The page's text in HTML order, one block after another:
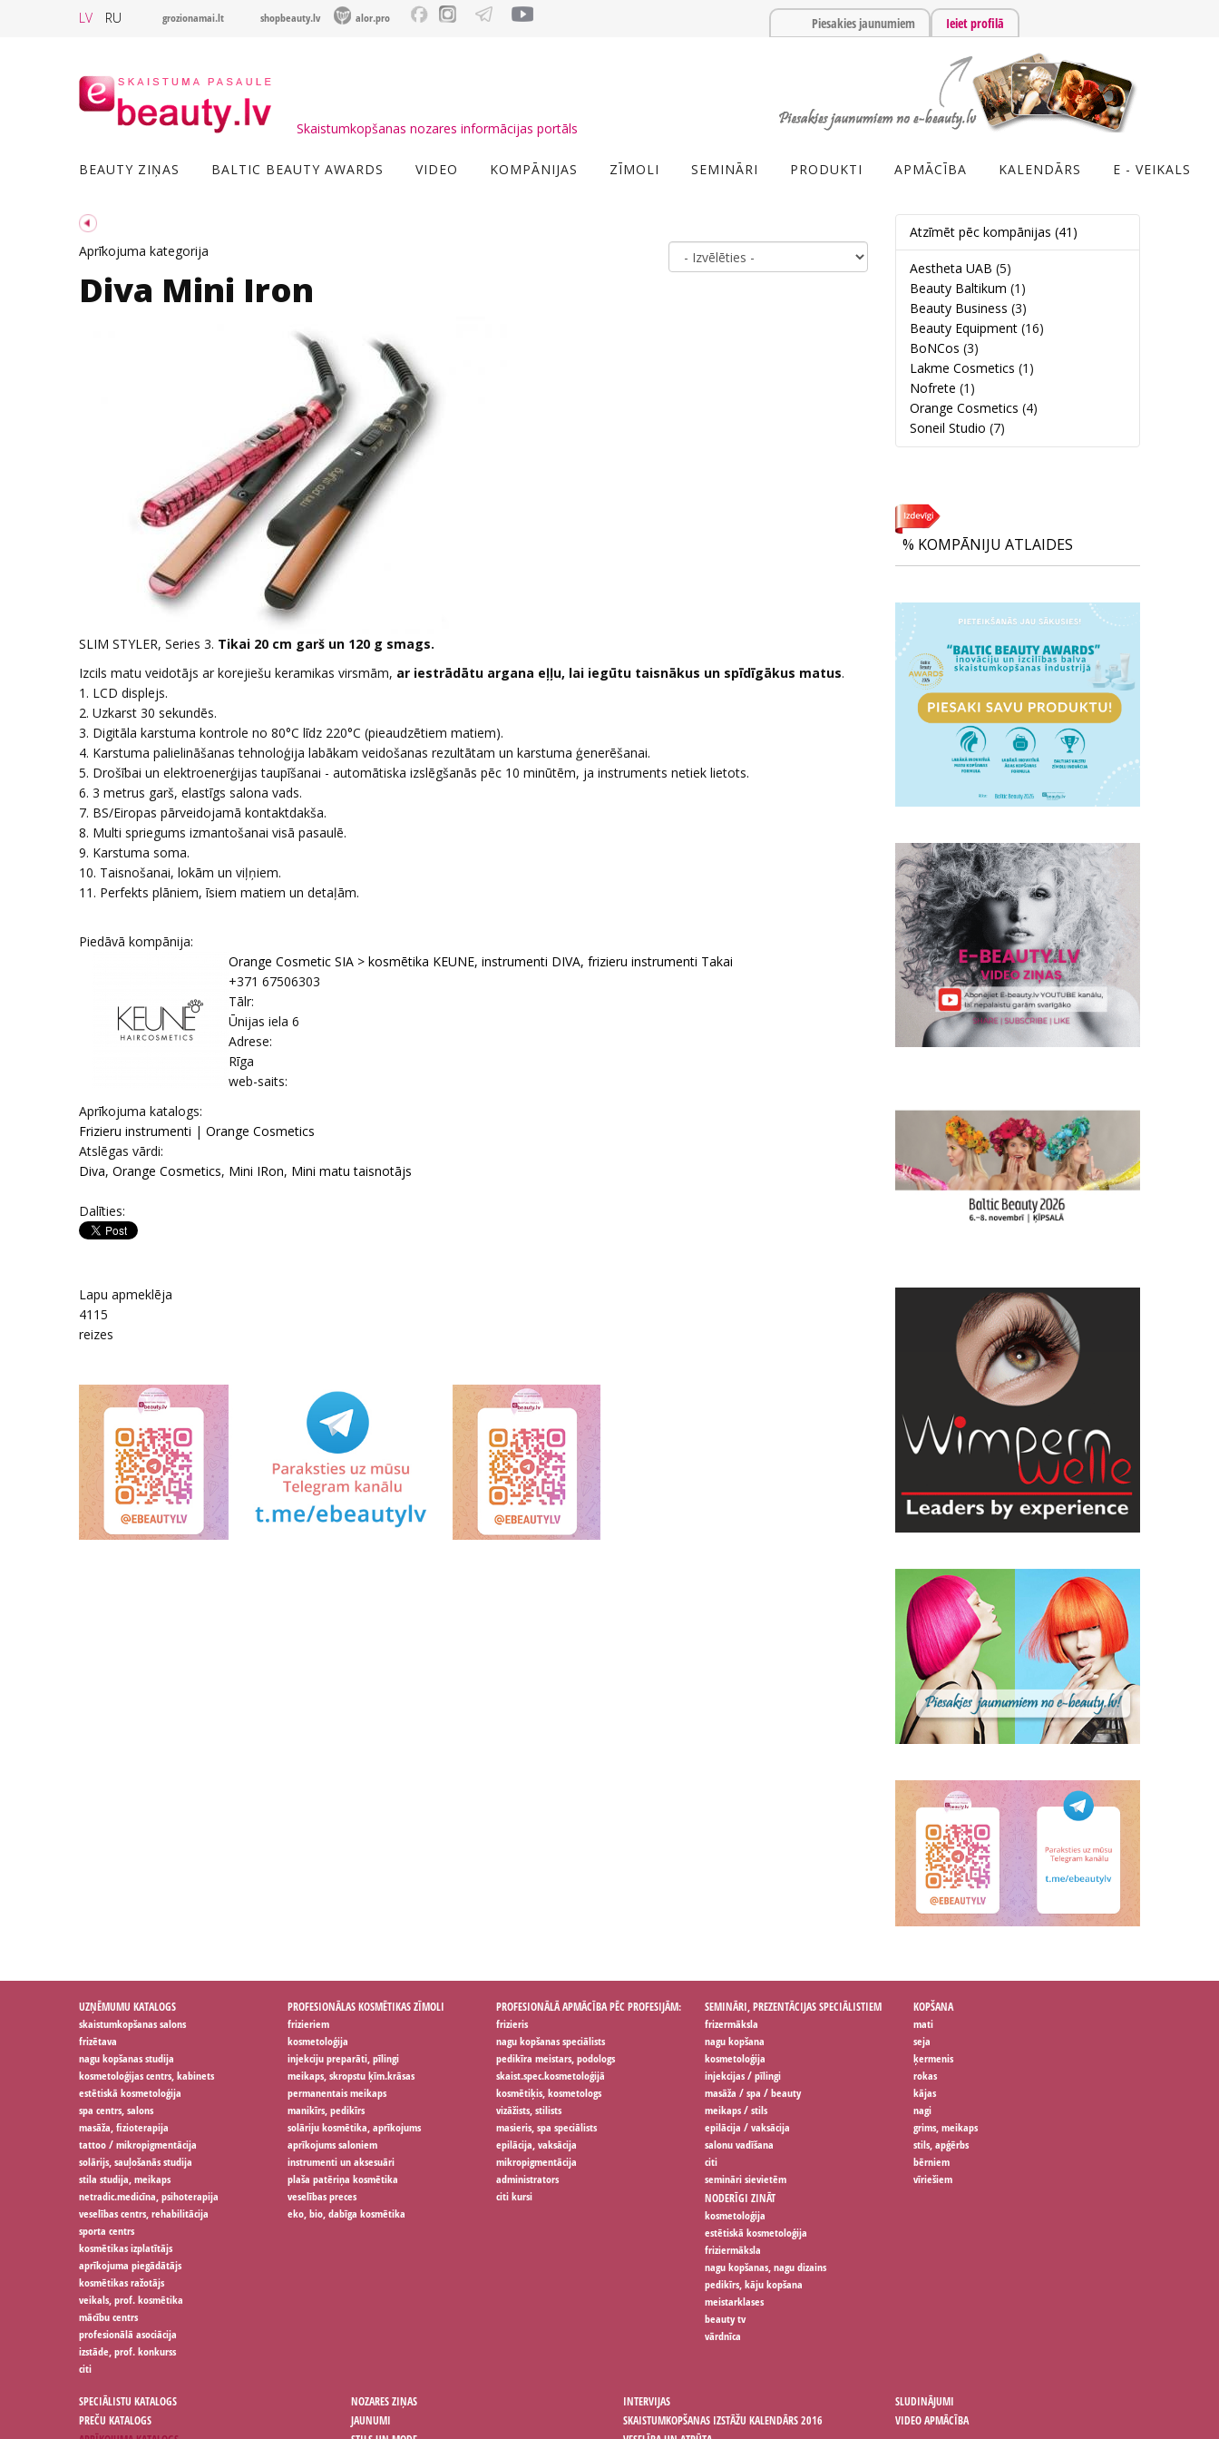
LV RU grozionamai.lt shopbeauty.lv alor.pro Piesakies jaunumiem Ieiet profilā
Skaistumkopšanas nozares informācijas portāls
BEAUTY ZIŅAS BALTIC BEAUTY AWARDS VIDEO KOMPĀNIJAS ZĪMOLI SEMINĀRI PRODUKTI APMĀCĪBA KALENDĀRS E - VEIKALS
Aprīkojuma kategorija
Diva Mini Iron
SLIM STYLER, Series 3. Tikai 20 cm garš un 120 g smags.
Izcils matu veidotājs ar korejiešu keramikas virsmām, ar iestrādātu argana eļļu, lai iegūtu taisnākus un spīdīgākus matus.
1. LCD displejs.
2. Uzkarst 30 sekundēs.
3. Digitāla karstuma kontrole no 80°C līdz 220°C (pieaudzētiem matiem).
4. Karstuma palielināšanas tehnoloģija labākam veidošanas rezultātam un karstuma ģenerēšanai.
5. Drošībai un elektroenerģijas taupīšanai - automātiska izslēgšanās pēc 10 minūtēm, ja instruments netiek lietots.
6. 3 metrus garš, elastīgs salona vads.
7. BS/Eiropas pārveidojamā kontaktdakša.
8. Multi spriegums izmantošanai visā pasaulē.
9. Karstuma soma.
10. Taisnošanai, lokām un viļņiem.
11. Perfekts plāniem, īsiem matiem un detaļām.
Piedāvā kompānija:
Orange Cosmetic SIA > kosmētika KEUNE, instrumenti DIVA, frizieru instrumenti Takai
+371 67506303
Tālr:
Ūnijas iela 6
Adrese:
Rīga
web-saits:
Aprīkojuma katalogs:
Frizieru instrumenti | Orange Cosmetics
Atslēgas vārdi:
Diva, Orange Cosmetics, Mini IRon, Mini matu taisnotājs
Dalīties:
Lapu apmeklēja
4115
reizes
Atzīmēt pēc kompānijas (41)
Aestheta UAB (5)
Beauty Baltikum (1)
Beauty Business (3)
Beauty Equipment (16)
BoNCos (3)
Lakme Cosmetics (1)
Nofrete (1)
Orange Cosmetics (4)
Soneil Studio (7)
% KOMPĀNIJU ATLAIDES
UZŅĒMUMU KATALOGS
skaistumkopšanas salons
frizētava
nagu kopšanas studija
kosmetoloģijas centrs, kabinets
estētiskā kosmetoloģija
spa centrs, salons
masāža, fizioterapija
tattoo / mikropigmentācija
solārijs, sauļošanās studija
stila studija, meikaps
netradic.medicīna, psihoterapija
veselības centrs, rehabilitācija
sporta centrs
kosmētikas izplatītājs
aprīkojuma piegādātājs
kosmētikas ražotājs
veikals, prof. kosmētika
mācību centrs
profesionālā asociācija
izstāde, prof. konkurss
citi
PROFESIONĀLAS KOSMĒTIKAS ZĪMOLI
frizieriem
kosmetoloģija
injekciju preparāti, pīlingi
meikaps, skropstu ķīm.krāsas
permanentais meikaps
manikīrs, pedikīrs
solāriju kosmētika, aprīkojums
aprīkojums saloniem
instrumenti un aksesuāri
plaša patēriņa kosmētika
veselības preces
eko, bio, dabīga kosmētika
PROFESIONĀLĀ APMĀCĪBA PĒC PROFESIJĀM:
frizieris
nagu kopšanas speciālists
pedikīra meistars, podologs
skaist.spec.kosmetoloģijā
kosmētiķis, kosmetologs
vizāžists, stilists
masieris, spa speciālists
epilācija, vaksācija
mikropigmentācija
administrators
citi kursi
SEMINĀRI, PREZENTĀCIJAS SPECIĀLISTIEM
frizermāksla
nagu kopšana
kosmetoloģija
injekcijas / pīlingi
masāža / spa / beauty
meikaps / stils
epilācija / vaksācija
salonu vadīšana
citi
semināri sievietēm
KOPŠANA
mati
seja
ķermenis
rokas
kājas
nagi
grims, meikaps
stils, apģērbs
bērniem
vīriešiem
NODERĪGI ZINĀT
kosmetoloģija
estētiskā kosmetoloģija
friziermāksla
nagu kopšanas, nagu dizains
pedikīrs, kāju kopšana
meistarklases
beauty tv
vārdnīca
SPECIĀLISTU KATALOGS
PREČU KATALOGS
NOZARES ZIŅAS
JAUNUMI
INTERVIJAS
SKAISTUMKOPŠANAS IZSTĀŽU KALENDĀRS 2016
SLUDINĀJUMI
VIDEO APMĀCĪBA